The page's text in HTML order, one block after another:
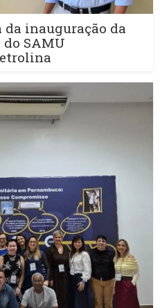
da inauguração da
SAMU